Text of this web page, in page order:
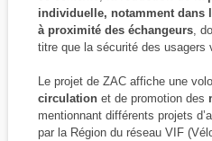
individuelle, notamment dans
à proximité des échangeurs,
titre que la sécurité des usagers
Le projet de ZAC affiche une
circulationet de promotion des
mentionnant différents projets
par la Région du réseau VIF